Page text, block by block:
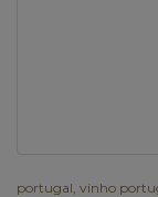
portugal vinho